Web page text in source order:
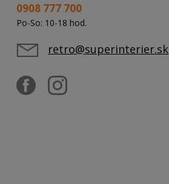
0908 777 700
Po-So: 10-18 hod.
retro@superinterier.sk